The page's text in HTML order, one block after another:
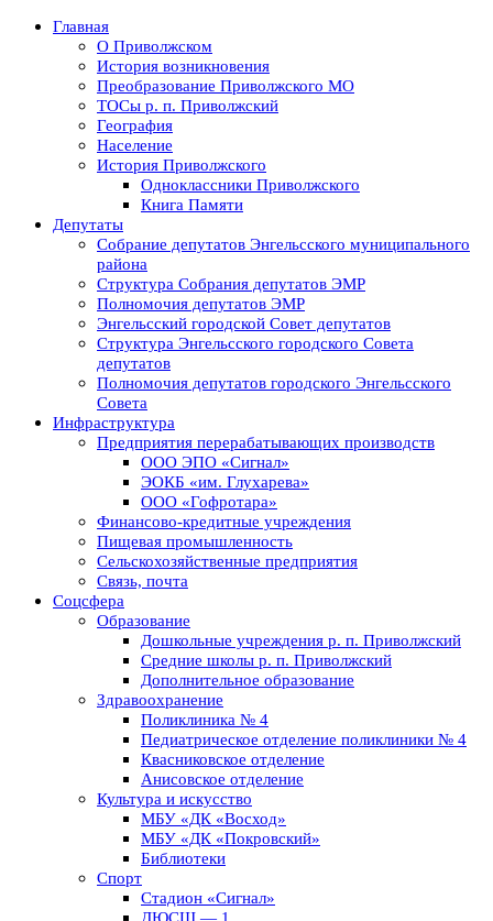
Главная
О Приволжском
История возникновения
Преобразование Приволжского МО
ТОСы р. п. Приволжский
География
Население
История Приволжского
Одноклассники Приволжского
Книга Памяти
Депутаты
Собрание депутатов Энгельсского муниципального
района
Структура Собрания депутатов ЭМР
Полномочия депутатов ЭМР
Энгельсский городской Совет депутатов
Структура Энгельсского городского Совета
депутатов
Полномочия депутатов городского Энгельсского
Совета
Инфраструктура
Предприятия перерабатывающих производств
ООО ЭПО «Сигнал»
ЭОКБ «им. Глухарева»
ООО «Гофротара»
Финансово-кредитные учреждения
Пищевая промышленность
Сельскохозяйственные предприятия
Связь, почта
Соцсфера
Образование
Дошкольные учреждения р. п. Приволжский
Средние школы р. п. Приволжский
Дополнительное образование
Здравоохранение
Поликлиника № 4
Педиатрическое отделение поликлиники № 4
Квасниковское отделение
Анисовское отделение
Культура и искусство
МБУ «ДК «Восход»
МБУ «ДК «Покровский»
Библиотеки
Спорт
Стадион «Сигнал»